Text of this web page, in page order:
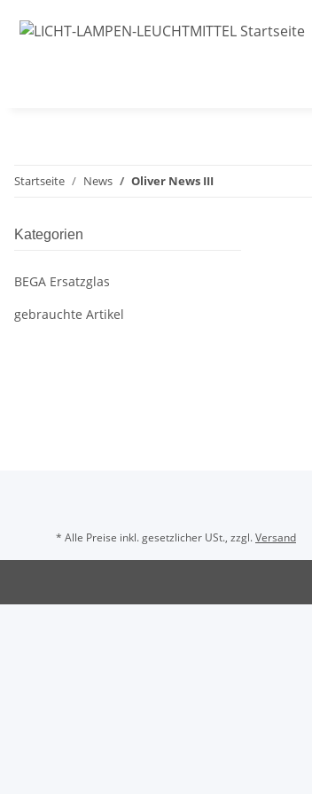
Startseite News Oliver News III
Kategorien
BEGA Ersatzglas
gebrauchte Artikel
* Alle Preise inkl. gesetzlicher USt., zzgl.Versand